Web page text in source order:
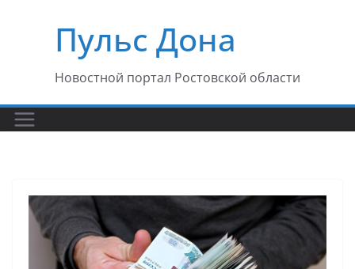
содержимомуПульс Дона
Новостной портал Ростовской области